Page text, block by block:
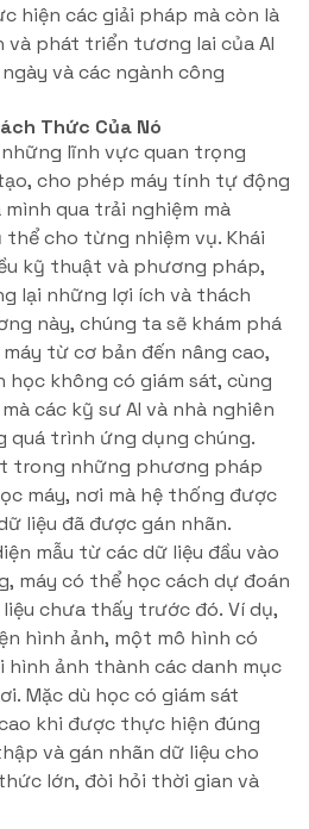
hiện các giải pháp mà còn là
phát triển tương lai của AI
và các ngành công
Thức Của Nó
lĩnh vực quan trọng
cho phép máy tính tự động
qua trải nghiệm mà
cho từng nhiệm vụ. Khái
kỹ thuật và phương pháp,
lại những lợi ích và thách
này, chúng ta sẽ khám phá
từ cơ bản đến nâng cao,
học không có giám sát, cùng
các kỹ sư AI và nhà nghiên
quá trình ứng dụng chúng.
trong những phương pháp
máy, nơi mà hệ thống được
liệu đã được gán nhãn.
mẫu từ các dữ liệu đầu vào
máy có thể học cách dự đoán
chưa thấy trước đó. Ví dụ,
hình ảnh, một mô hình có
hình ảnh thành các danh mục
Mặc dù học có giám sát
khi được thực hiện đúng
và gán nhãn dữ liệu cho
lớn, đòi hỏi thời gian và